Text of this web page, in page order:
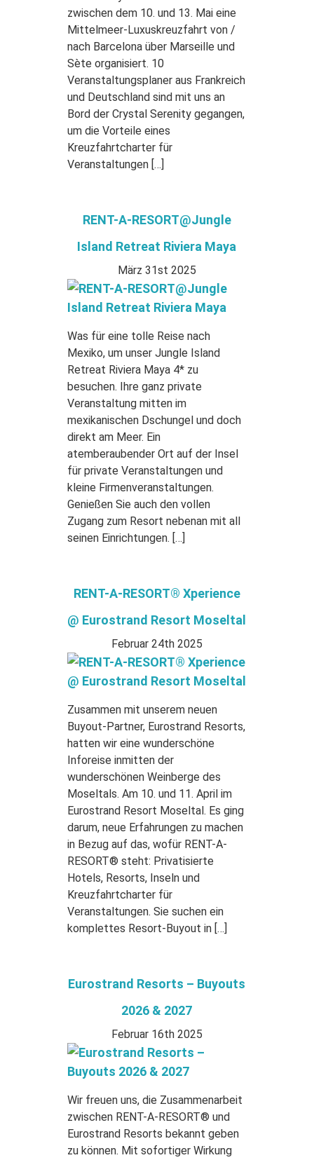
zwischen dem 10. und 13. Mai eine
Mittelmeer-Luxuskreuzfahrt von /
nach Barcelona über Marseille und
Sète organisiert. 10
Veranstaltungsplaner aus Frankreich
und Deutschland sind mit uns an
Bord der Crystal Serenity gegangen,
um die Vorteile eines
Kreuzfahrtcharter für
Veranstaltungen […]
RENT-A-RESORT@Jungle
Island Retreat Riviera Maya
März 31st 2025
Was für eine tolle Reise nach
Mexiko, um unser Jungle Island
Retreat Riviera Maya 4* zu
besuchen. Ihre ganz private
Veranstaltung mitten im
mexikanischen Dschungel und doch
direkt am Meer. Ein
atemberaubender Ort auf der Insel
für private Veranstaltungen und
kleine Firmenveranstaltungen.
Genießen Sie auch den vollen
Zugang zum Resort nebenan mit all
seinen Einrichtungen. […]
RENT-A-RESORT® Xperience
@ Eurostrand Resort Moseltal
Februar 24th 2025
Zusammen mit unserem neuen
Buyout-Partner, Eurostrand Resorts,
hatten wir eine wunderschöne
Inforeise inmitten der
wunderschönen Weinberge des
Moseltals. Am 10. und 11. April im
Eurostrand Resort Moseltal. Es ging
darum, neue Erfahrungen zu machen
in Bezug auf das, wofür RENT-A-
RESORT® steht: Privatisierte
Hotels, Resorts, Inseln und
Kreuzfahrtcharter für
Veranstaltungen. Sie suchen ein
komplettes Resort-Buyout in […]
Eurostrand Resorts – Buyouts
2026 & 2027
Februar 16th 2025
Wir freuen uns, die Zusammenarbeit
zwischen RENT-A-RESORT® und
Eurostrand Resorts bekannt geben
zu können. Mit sofortiger Wirkung